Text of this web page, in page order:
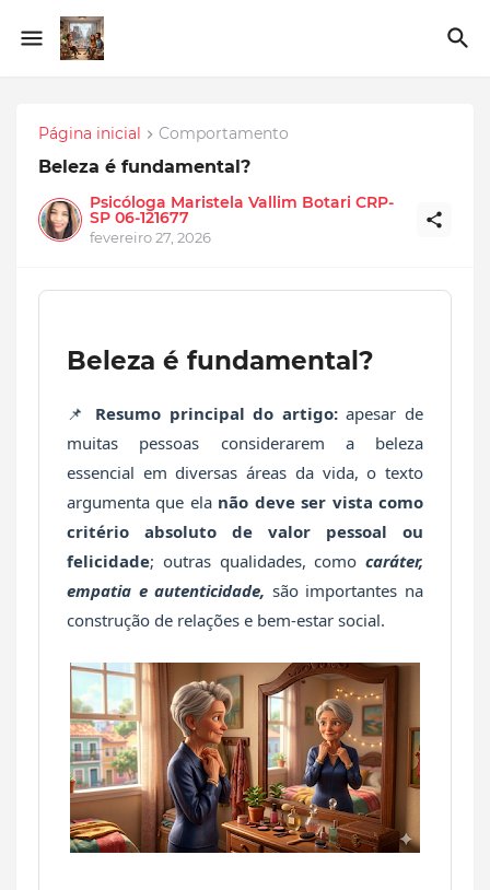
Página inicial Comportamento
Beleza é fundamental?
Psicóloga Maristela Vallim Botari CRP-
SP 06-121677
fevereiro 27, 2026
Beleza é fundamental?
📌 Resumo principal do artigo:apesar de
muitas pessoas considerarem a beleza
essencial em diversas áreas da vida, o texto
argumenta que ela não deve ser vista como
critério absoluto de valor pessoal ou
felicidade; outras qualidades, como caráter,
empatia e autenticidade, são importantes na
construção de relações e bem-estar social.